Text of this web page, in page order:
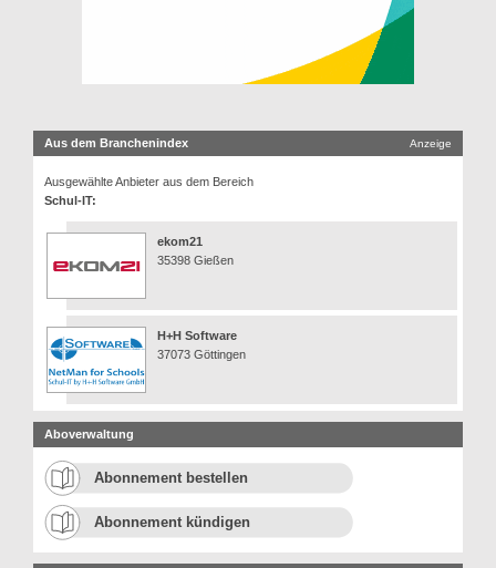
Aus dem Branchenindex Anzeige
Ausgewählte Anbieter aus dem Bereich
Schul-IT:
ekom21
35398 Gießen
H+H Software
37073 Göttingen
Aboverwaltung
Abonnement bestellen
Abonnement kündigen